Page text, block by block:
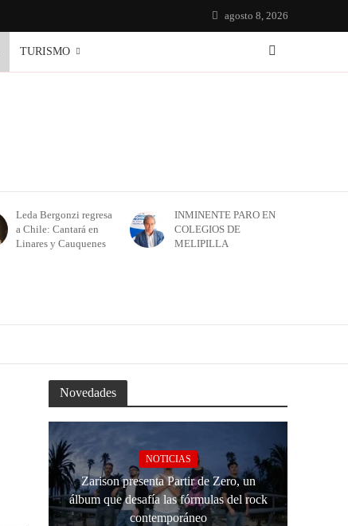
agosto 8, 2026
TURISMO
Leda Bergonzi regresa
a Chile: Cantará en
Linares y Cauquenes
INMINENTE PARO EN
COLEGIOS DE
MELIPILLA
Novedades
NOTICIAS
Zarison presenta Partir de Zero, un
álbum que desafía las fórmulas del rock
contemporáneo